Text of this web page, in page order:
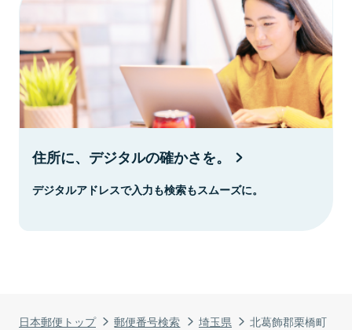
日本郵便トップ 郵便番号検索 埼玉県 北葛飾郡栗橋町
住所に、デジタルの確かさを。
デジタルアドレスで入力も検索もスムーズに。